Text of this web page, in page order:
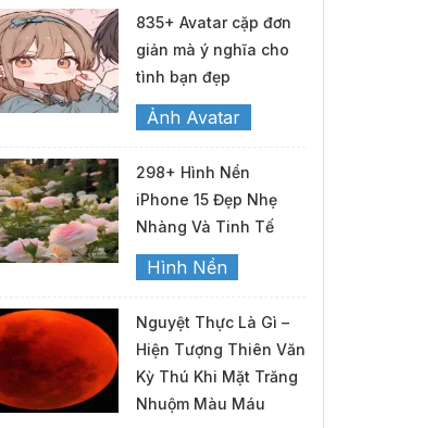
835+ Avatar cặp đơn
giản mà ý nghĩa cho
tình bạn đẹp
Ảnh Avatar
298+ Hình Nền
iPhone 15 Đẹp Nhẹ
Nhàng Và Tinh Tế
Hình Nền
Nguyệt Thực Là Gì –
Hiện Tượng Thiên Văn
Kỳ Thú Khi Mặt Trăng
Nhuộm Màu Máu